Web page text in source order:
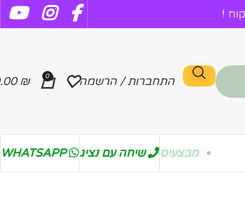
!
התחברות / הרשמה 0
₪
מבצעים שיחה עם נציג WHATSAPP